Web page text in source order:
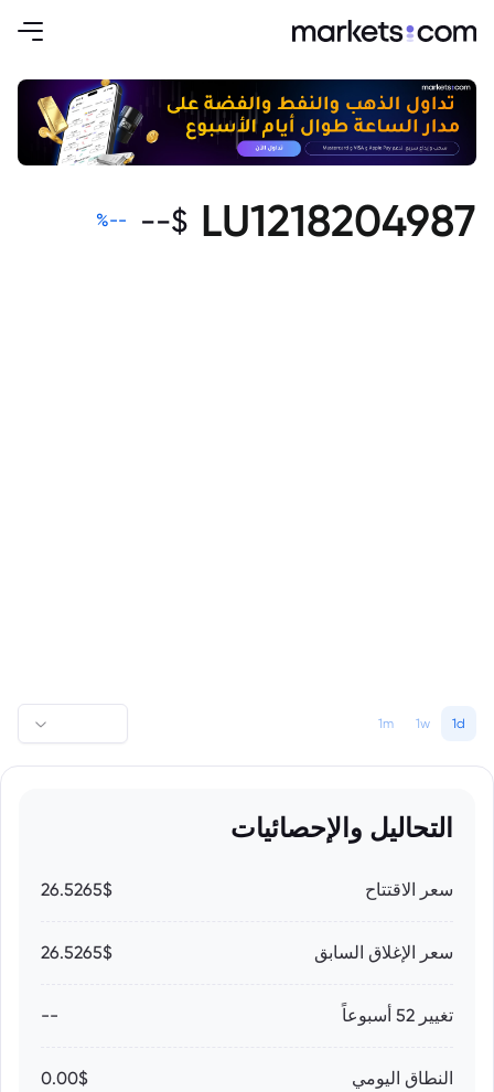
LU1218204987
$
--
--
%
1d
1w
1m
التحاليل والإحصائيات
سعر الاقتتاح 26.5265$
سعر الإغلاق السابق 26.5265$
تغيير 52 أسبوعاً --
النطاق اليومي 0.00$